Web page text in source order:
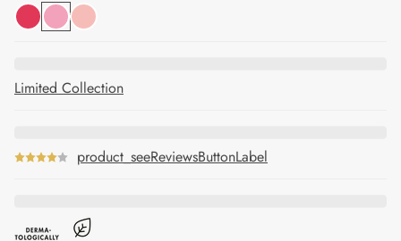
Limited Collection
product_seeReviewsButtonLabel